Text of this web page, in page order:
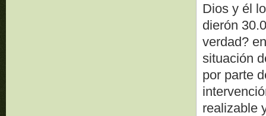
Dios y él
dierón
verdad?
situación
por parte
realizable